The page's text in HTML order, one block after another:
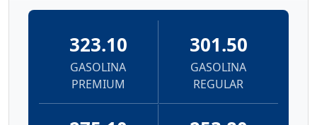
GASOLINA
PREMIUM
GASOLINA
REGULAR
275.10 253.80